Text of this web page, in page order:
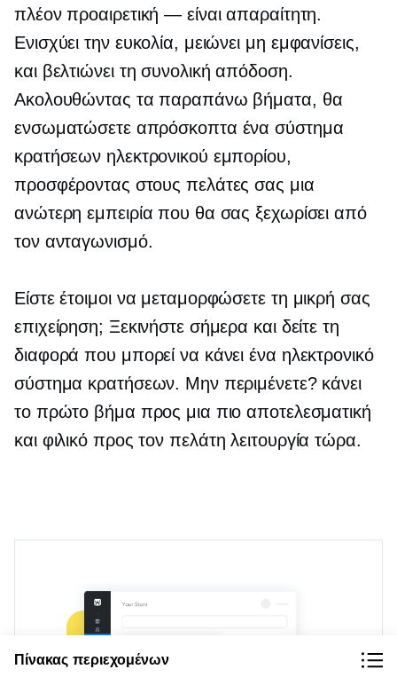
πλέον προαιρετική — είναι απαραίτητη.
Ενισχύει την ευκολία, μειώνει μη εμφανίσεις,
και βελτιώνει τη συνολική απόδοση.
Ακολουθώντας τα παραπάνω βήματα, θα
ενσωματώσετε απρόσκοπτα ένα σύστημα
κρατήσεων ηλεκτρονικού εμπορίου,
προσφέροντας στους πελάτες σας μια
ανώτερη εμπειρία που θα σας ξεχωρίσει από
τον ανταγωνισμό.
Είστε έτοιμοι να μεταμορφώσετε τη μικρή σας
επιχείρηση; Ξεκινήστε σήμερα και δείτε τη
διαφορά που μπορεί να κάνει ένα ηλεκτρονικό
σύστημα κρατήσεων. Μην περιμένετε? κάνει
το πρώτο βήμα προς μια πιο αποτελεσματική
και φιλικό προς τον πελάτη λειτουργία τώρα.
Πίνακας περιεχομένων